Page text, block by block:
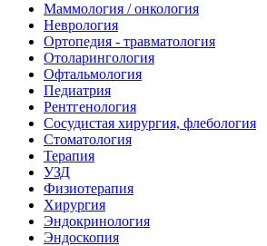
Маммология / онкология
Неврология
Ортопедия - травматология
Отоларингология
Офтальмология
Педиатрия
Рентгенология
Сосудистая хирургия, флебология
Стоматология
Терапия
УЗД
Физиотерапия
Хирургия
Эндокринология
Эндоскопия